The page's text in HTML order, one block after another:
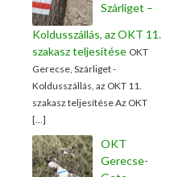
Szárliget –
Koldusszállás, az OKT 11.
szakasz teljesítése OKT
Gerecse, Szárliget -
Koldusszállás, az OKT 11.
szakasz teljesítése Az OKT
[…]
OKT
Gerecse-